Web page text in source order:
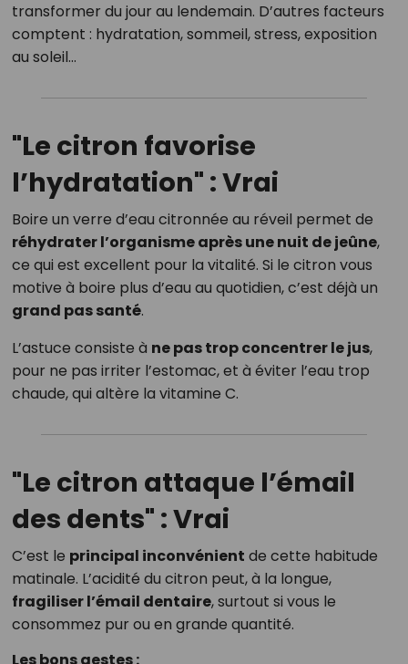
transformer du jour au lendemain. D’autres facteurs
comptent : hydratation, sommeil, stress, exposition
au soleil…
"Le citron favorise
l’hydratation" : Vrai
Boire un verre d’eau citronnée au réveil permet de
réhydrater l’organisme après une nuit de jeûne,
ce qui est excellent pour la vitalité. Si le citron vous
motive à boire plus d’eau au quotidien, c’est déjà un
grand pas santé.
L’astuce consiste à ne pas trop concentrer le jus,
pour ne pas irriter l’estomac, et à éviter l’eau trop
chaude, qui altère la vitamine C.
"Le citron attaque l’émail
des dents" : Vrai
C’est le principal inconvénient de cette habitude
matinale. L’acidité du citron peut, à la longue,
fragiliser l’émail dentaire, surtout si vous le
consommez pur ou en grande quantité.